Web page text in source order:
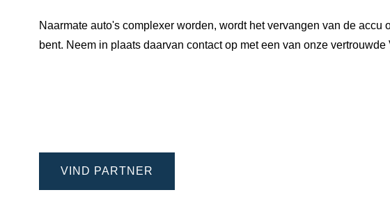
Naarmate auto's complexer worden, wordt het vervangen van de
bent. Neem in plaats daarvan contact op met een van onze vertrouwde
VIND PARTNER